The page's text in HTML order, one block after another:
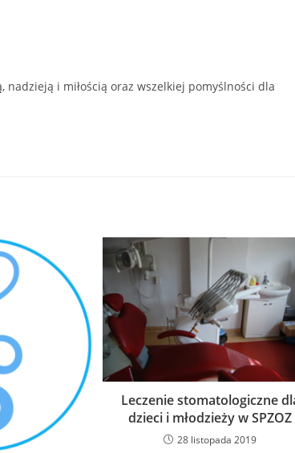
i miłością oraz wszelkiej pomyślności dla
Leczenie stomatologiczne
dzieci i młodzieży w SPZOZ
28 listopada 2019